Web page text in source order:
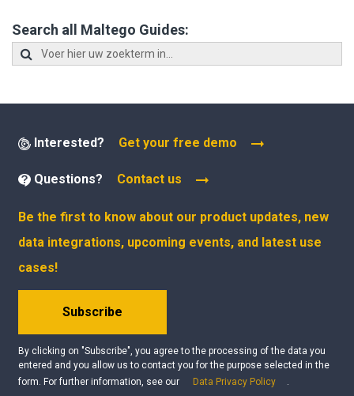
Search all Maltego Guides:
Interested? Get your free demo
Questions? Contact us
Be the first to know about our product updates, new
data integrations, upcoming events, and latest use
cases!
Subscribe
By clicking on "Subscribe", you agree to the processing of the data you
entered and you allow us to contact you for the purpose selected in the
form. For further information, see our
Data Privacy Policy .